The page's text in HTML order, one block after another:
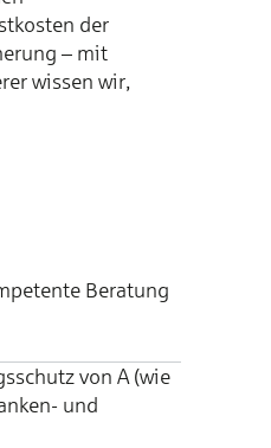
der
– mit
wissen wir,
Beratung
von A (wie
und